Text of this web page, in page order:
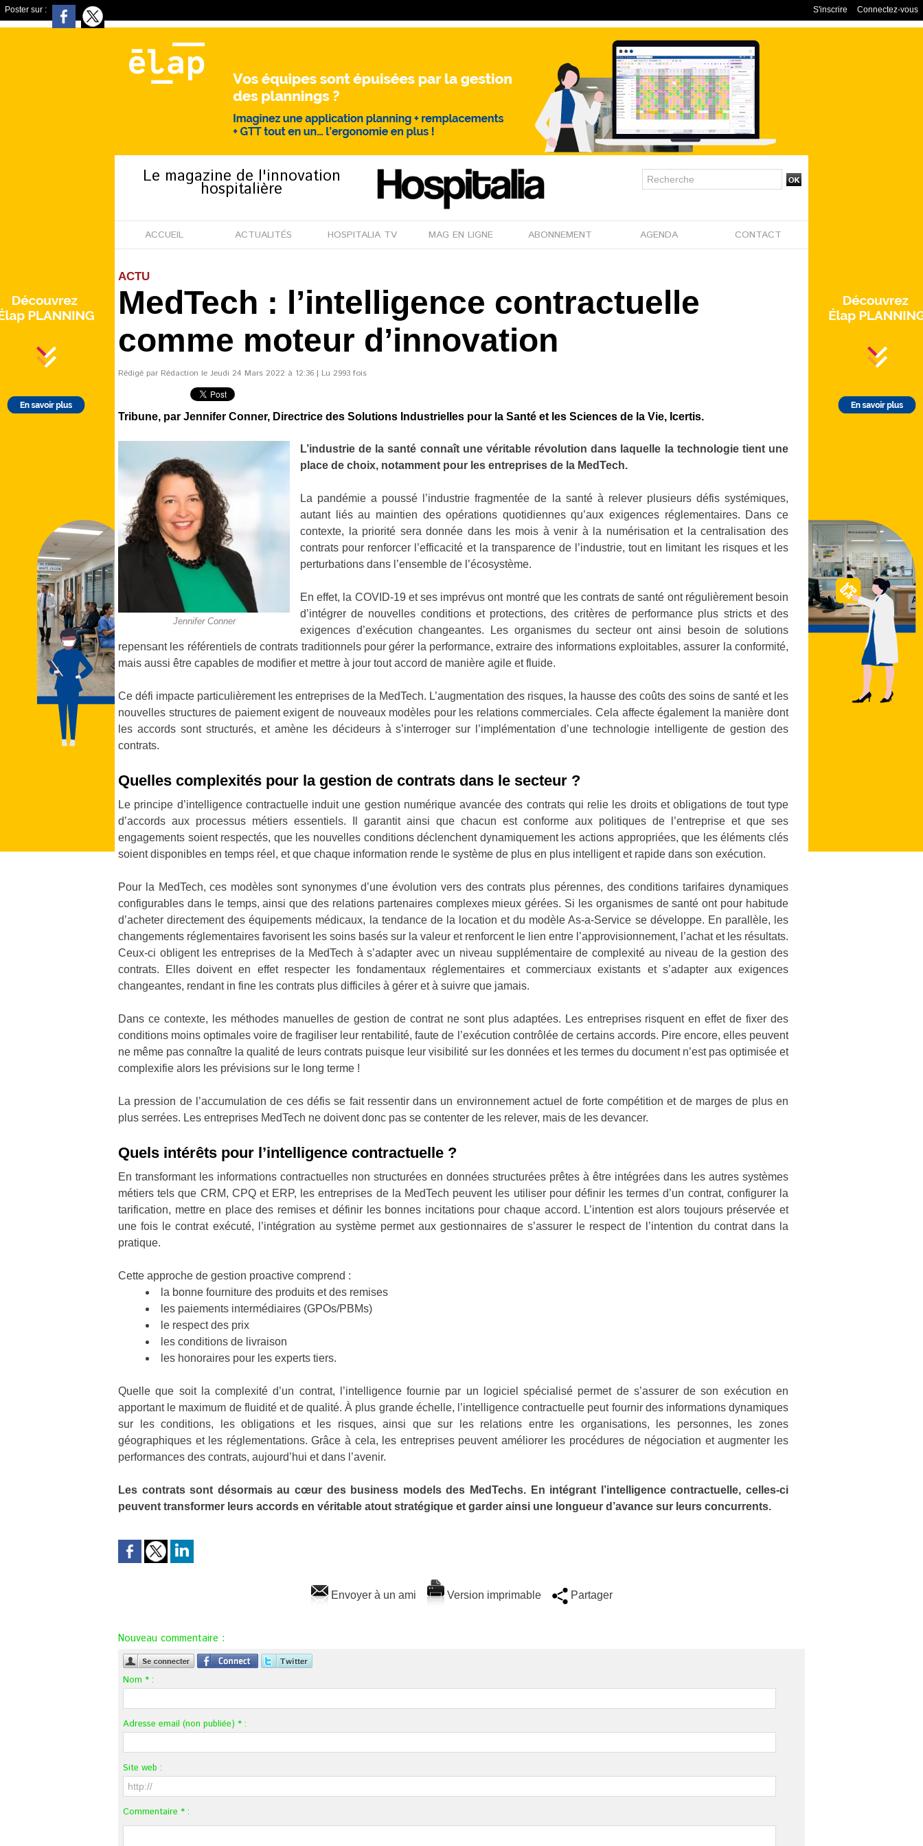
Poster sur : Connectez-vous
S'inscrire
Le magazine de l'innovation
hospitalière
ACCUEIL ACTUALITÉS HOSPITALIA TV MAG EN LIGNE ABONNEMENT AGENDA CONTACT
ACTU
MedTech : l’intelligence contractuelle
comme moteur d’innovation
Rédigé par Rédaction le Jeudi 24 Mars 2022 à 12:36 | Lu 2993 fois
Tribune, par Jennifer Conner, Directrice des Solutions Industrielles pour la Santé et les Sciences de la Vie, Icertis.
Jennifer Conner
L’industrie de la santé connaît une véritable révolution dans laquelle la technologie tient une
place de choix, notamment pour les entreprises de la MedTech.
La pandémie a poussé l’industrie fragmentée de la santé à relever plusieurs défis systémiques,
autant liés au maintien des opérations quotidiennes qu’aux exigences réglementaires. Dans ce
contexte, la priorité sera donnée dans les mois à venir à la numérisation et la centralisation des
contrats pour renforcer l’efficacité et la transparence de l’industrie, tout en limitant les risques et les
perturbations dans l’ensemble de l’écosystème.
En effet, la COVID-19 et ses imprévus ont montré que les contrats de santé ont régulièrement besoin
d’intégrer de nouvelles conditions et protections, des critères de performance plus stricts et des
exigences d’exécution changeantes. Les organismes du secteur ont ainsi besoin de solutions
repensant les référentiels de contrats traditionnels pour gérer la performance, extraire des informations exploitables, assurer la conformité,
mais aussi être capables de modifier et mettre à jour tout accord de manière agile et fluide.
Ce défi impacte particulièrement les entreprises de la MedTech. L’augmentation des risques, la hausse des coûts des soins de santé et les
nouvelles structures de paiement exigent de nouveaux modèles pour les relations commerciales. Cela affecte également la manière dont
les accords sont structurés, et amène les décideurs à s’interroger sur l’implémentation d’une technologie intelligente de gestion des
contrats.
Quelles complexités pour la gestion de contrats dans le secteur ?
Le principe d’intelligence contractuelle induit une gestion numérique avancée des contrats qui relie les droits et obligations de tout type
d’accords aux processus métiers essentiels. Il garantit ainsi que chacun est conforme aux politiques de l’entreprise et que ses
engagements soient respectés, que les nouvelles conditions déclenchent dynamiquement les actions appropriées, que les éléments clés
soient disponibles en temps réel, et que chaque information rende le système de plus en plus intelligent et rapide dans son exécution.
Pour la MedTech, ces modèles sont synonymes d’une évolution vers des contrats plus pérennes, des conditions tarifaires dynamiques
configurables dans le temps, ainsi que des relations partenaires complexes mieux gérées. Si les organismes de santé ont pour habitude
d’acheter directement des équipements médicaux, la tendance de la location et du modèle As-a-Service se développe. En parallèle, les
changements réglementaires favorisent les soins basés sur la valeur et renforcent le lien entre l’approvisionnement, l’achat et les résultats.
Ceux-ci obligent les entreprises de la MedTech à s’adapter avec un niveau supplémentaire de complexité au niveau de la gestion des
contrats. Elles doivent en effet respecter les fondamentaux réglementaires et commerciaux existants et s’adapter aux exigences
changeantes, rendant in fine les contrats plus difficiles à gérer et à suivre que jamais.
Dans ce contexte, les méthodes manuelles de gestion de contrat ne sont plus adaptées. Les entreprises risquent en effet de fixer des
conditions moins optimales voire de fragiliser leur rentabilité, faute de l’exécution contrôlée de certains accords. Pire encore, elles peuvent
ne même pas connaître la qualité de leurs contrats puisque leur visibilité sur les données et les termes du document n’est pas optimisée et
complexifie alors les prévisions sur le long terme !
La pression de l’accumulation de ces défis se fait ressentir dans un environnement actuel de forte compétition et de marges de plus en
plus serrées. Les entreprises MedTech ne doivent donc pas se contenter de les relever, mais de les devancer.
Quels intérêts pour l’intelligence contractuelle ?
En transformant les informations contractuelles non structurées en données structurées prêtes à être intégrées dans les autres systèmes
métiers tels que CRM, CPQ et ERP, les entreprises de la MedTech peuvent les utiliser pour définir les termes d’un contrat, configurer la
tarification, mettre en place des remises et définir les bonnes incitations pour chaque accord. L’intention est alors toujours préservée et
une fois le contrat exécuté, l’intégration au système permet aux gestionnaires de s’assurer le respect de l’intention du contrat dans la
pratique.
Cette approche de gestion proactive comprend :
la bonne fourniture des produits et des remises
les paiements intermédiaires (GPOs/PBMs)
le respect des prix
les conditions de livraison
les honoraires pour les experts tiers.
Quelle que soit la complexité d’un contrat, l’intelligence fournie par un logiciel spécialisé permet de s’assurer de son exécution en
apportant le maximum de fluidité et de qualité. À plus grande échelle, l’intelligence contractuelle peut fournir des informations dynamiques
sur les conditions, les obligations et les risques, ainsi que sur les relations entre les organisations, les personnes, les zones
géographiques et les réglementations. Grâce à cela, les entreprises peuvent améliorer les procédures de négociation et augmenter les
performances des contrats, aujourd’hui et dans l’avenir.
Les contrats sont désormais au cœur des business models des MedTechs. En intégrant l’intelligence contractuelle, celles-ci
peuvent transformer leurs accords en véritable atout stratégique et garder ainsi une longueur d’avance sur leurs concurrents.
Envoyer à un ami Version imprimable Partager
Nouveau commentaire :
Nom * :
Adresse email (non publiée) * :
Site web :
Commentaire * :